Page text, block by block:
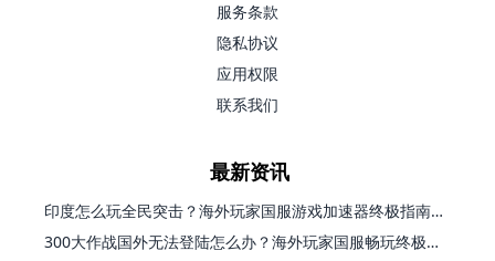
服务条款
隐私协议
应用权限
联系我们
最新资讯
印度怎么玩全民突击？海外玩家国服游戏加速器终极指南（附原神延迟优化+精灵之境加速器选择）
300大作战国外无法登陆怎么办？海外玩家国服畅玩终极指南（附实测推荐）